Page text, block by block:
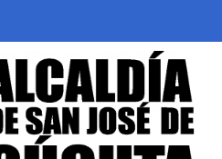
herramientas